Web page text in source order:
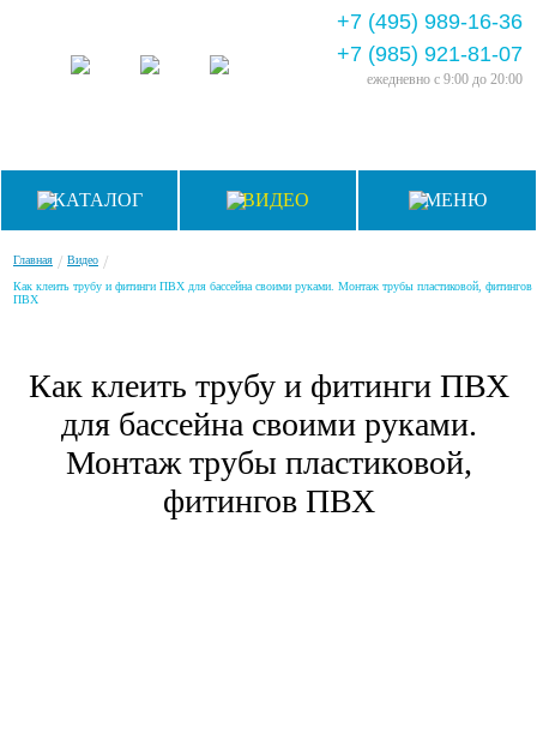
+7 (495) 989-16-36
+7 (985) 921-81-07
ежедневно с 9:00 до 20:00
КАТАЛОГ ВИДЕО МЕНЮ
Главная / Видео /
Как клеить трубу и фитинги ПВХ для бассейна своими руками. Монтаж трубы пластиковой, фитингов
ПВХ
Как клеить трубу и фитинги ПВХ
для бассейна своими руками.
Монтаж трубы пластиковой,
фитингов ПВХ